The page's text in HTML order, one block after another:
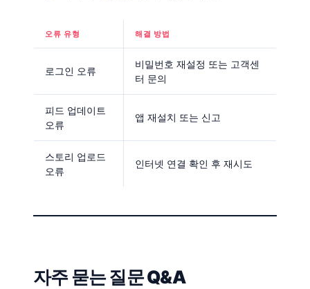
오류 유형 해결 방법
로그인 오류
비밀번호 재설정 또는 고객센
터 문의
피드 업데이트
오류
앱 재설치 또는 신고
스토리 업로드
오류
인터넷 연결 확인 후 재시도
자주 묻는 질문 Q&A